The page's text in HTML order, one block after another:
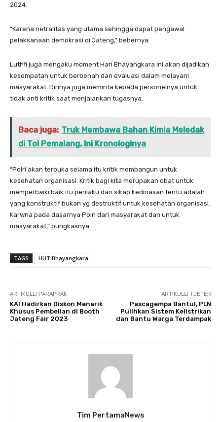
2024.
“Karena netralitas yang utama sehingga dapat pengawal
pelaksanaan demokrasi di Jateng,” bebernya.
Luthfi juga mengaku moment Hari Bhayangkara ini akan dijadikan
kesempatan untuk berbenah dan evaluasi dalam melayani
masyarakat. Dirinya juga meminta kepada personelnya untuk
tidak anti kritik saat menjalankan tugasnya.
Baca juga: Truk Membawa Bahan Kimia Meledak
di Tol Pemalang, Ini Kronologinya
“Polri akan terbuka selama itu kritik membangun untuk
kesehatan organisasi. Kritik bagi kita merupakan obat untuk
memperbaiki baik itu perilaku dan sikap kedinasan tentu adalah
yang konstruktif bukan yg destruktif untuk kesehatan organisasi.
Karwna pada dasarnya Polri dari masyarakat dan untuk
masyarakat,” pungkasnya.
TAGS HUT Bhayangkara
ARTIKULLI PARAPRAK
KAI Hadirkan Diskon Menarik
Khusus Pembelian di Booth
Jateng Fair 2023
ARTIKULLI TJETËR
Pascagempa Bantul, PLN
Pulihkan Sistem Kelistrikan
dan Bantu Warga Terdampak
Tim PertamaNews